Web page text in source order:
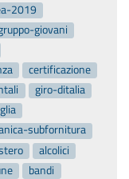
2019
giovani
certificazione
giro-ditalia
subfornitura
alcolici
bandi